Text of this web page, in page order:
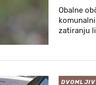
Obalne
zatiranju
DVOMLJIV